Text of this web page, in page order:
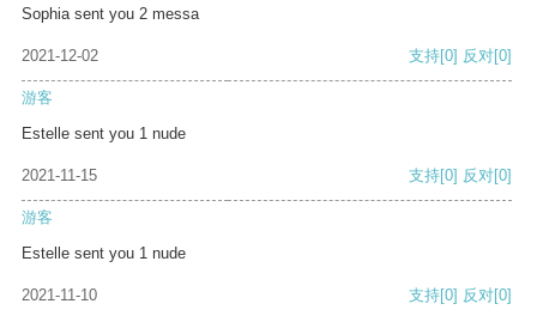
Sophia sent you 2 messa
2021-12-02 支持[0] 反对[0]
游客
Estelle sent you 1 nude
2021-11-15 支持[0] 反对[0]
游客
Estelle sent you 1 nude
2021-11-10 支持[0] 反对[0]